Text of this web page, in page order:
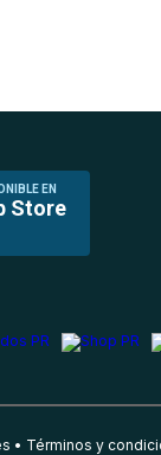
EN
Store
Términos y